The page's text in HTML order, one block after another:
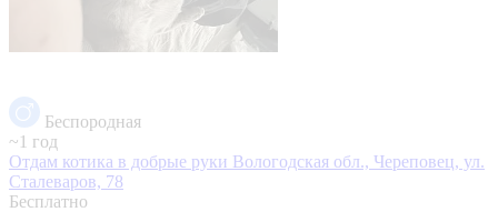
Беспородная
~1 год
Отдам котика в добрые руки Вологодская обл., Череповец, ул.
Сталеваров, 78
Бесплатно